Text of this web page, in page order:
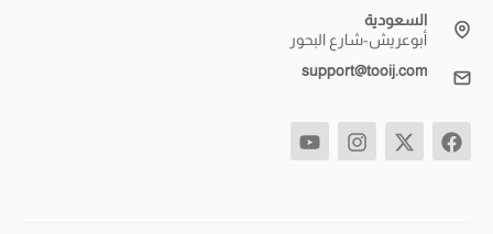
السعودية
أبوعريش-شارع البحور
support@tooij.com